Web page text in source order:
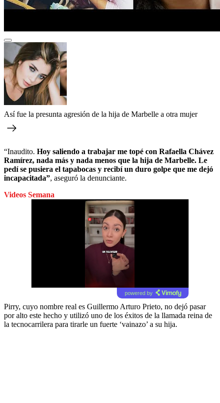
Así fue la presunta agresión de la hija de Marbelle a otra mujer
“Inaudito. Hoy saliendo a trabajar me topé con Rafaella Chávez
Ramírez, nada más y nada menos que la hija de Marbelle. Le
pedí se pusiera el tapabocas y recibí un duro golpe que me dejó
incapacitada”, aseguró la denunciante.
Videos Semana
powered by
Pirry, cuyo nombre real es Guillermo Arturo Prieto, no dejó pasar
por alto este hecho y utilizó uno de los éxitos de la llamada reina de
la tecnocarrilera para tirarle un fuerte ‘vainazo’ a su hija.